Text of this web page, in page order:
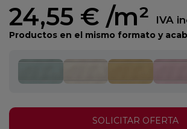
24,55 € /m² IVA
Productos en el mismo formato y
SOLICITAR OFERTA